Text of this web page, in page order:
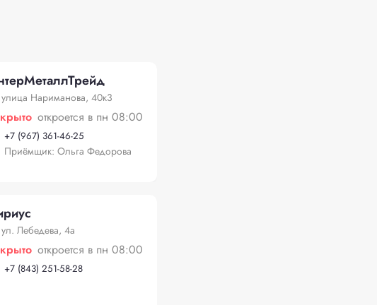
улица Нариманова, 40к3
откроется в пн 08:00
+7 (967) 361-46-25
Приёмщик: Ольга Федорова
ул. Лебедева, 4а
откроется в пн 08:00
+7 (843) 251-58-28